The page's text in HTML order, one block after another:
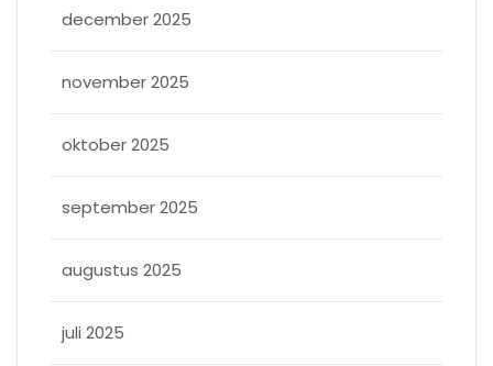
december 2025
november 2025
oktober 2025
september 2025
augustus 2025
juli 2025